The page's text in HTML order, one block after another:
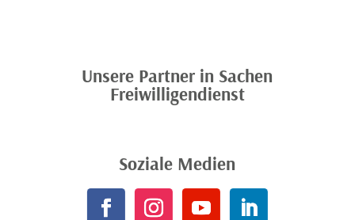
Unsere Partner in Sachen
Freiwilligendienst
Soziale Medien